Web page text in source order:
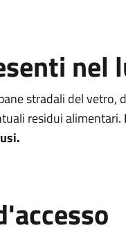
nel
stradali del vetro,
residui alimentari.